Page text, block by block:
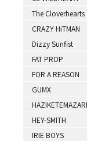
The Cloverhearts
CRAZY HiTMAN
Dizzy Sunfist
FAT PROP
FOR A REASON
GUMX
HEY-SMITH
IRIE BOYS